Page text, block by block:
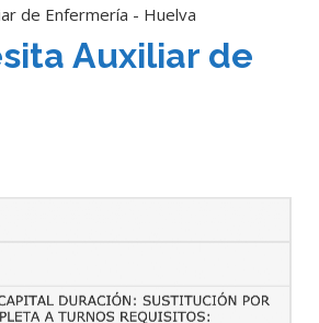
de Enfermería - Huelva
Auxiliar de